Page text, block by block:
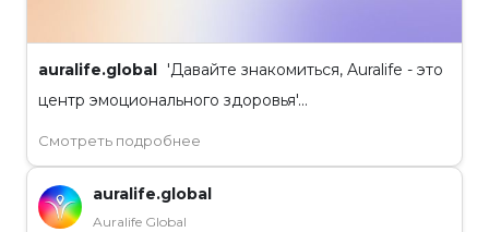
auralife.global
'Давайте знакомиться, Auralife - это
центр эмоционального здоровья'...
Смотреть подробнее
auralife.global
Auralife Global